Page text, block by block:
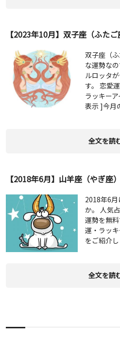
【2023年10月】双子座（ふた
双子座（
な運勢な
ルロッタ
す。 恋愛
ラッキー
表示 ]今月
全文を読
【2018年6月】山羊座（やぎ座
2018年6
か。 人気
運勢を無
運・ラッ
をご紹介し
全文を読